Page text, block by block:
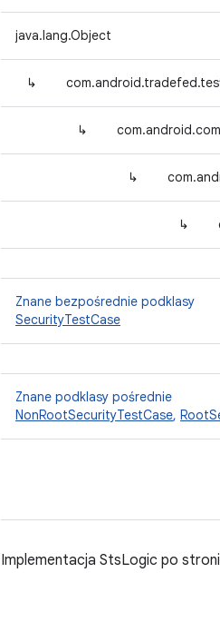
java.lang.Object
↳
↳
↳
↳
Znane bezpośrednie podklasy
SecurityTestCase
Znane podklasy pośrednie
NonRootSecurityTestCase,
Implementacja StsLogic po